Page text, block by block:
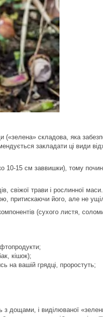
складова, яка
закладати ці види
10-15 см заввишки), тому
свіжої трави і рослинної
притискаючи його, але не
(сухого листя,
кішок);
на вашій грядці, проростуть;
і виділюваної